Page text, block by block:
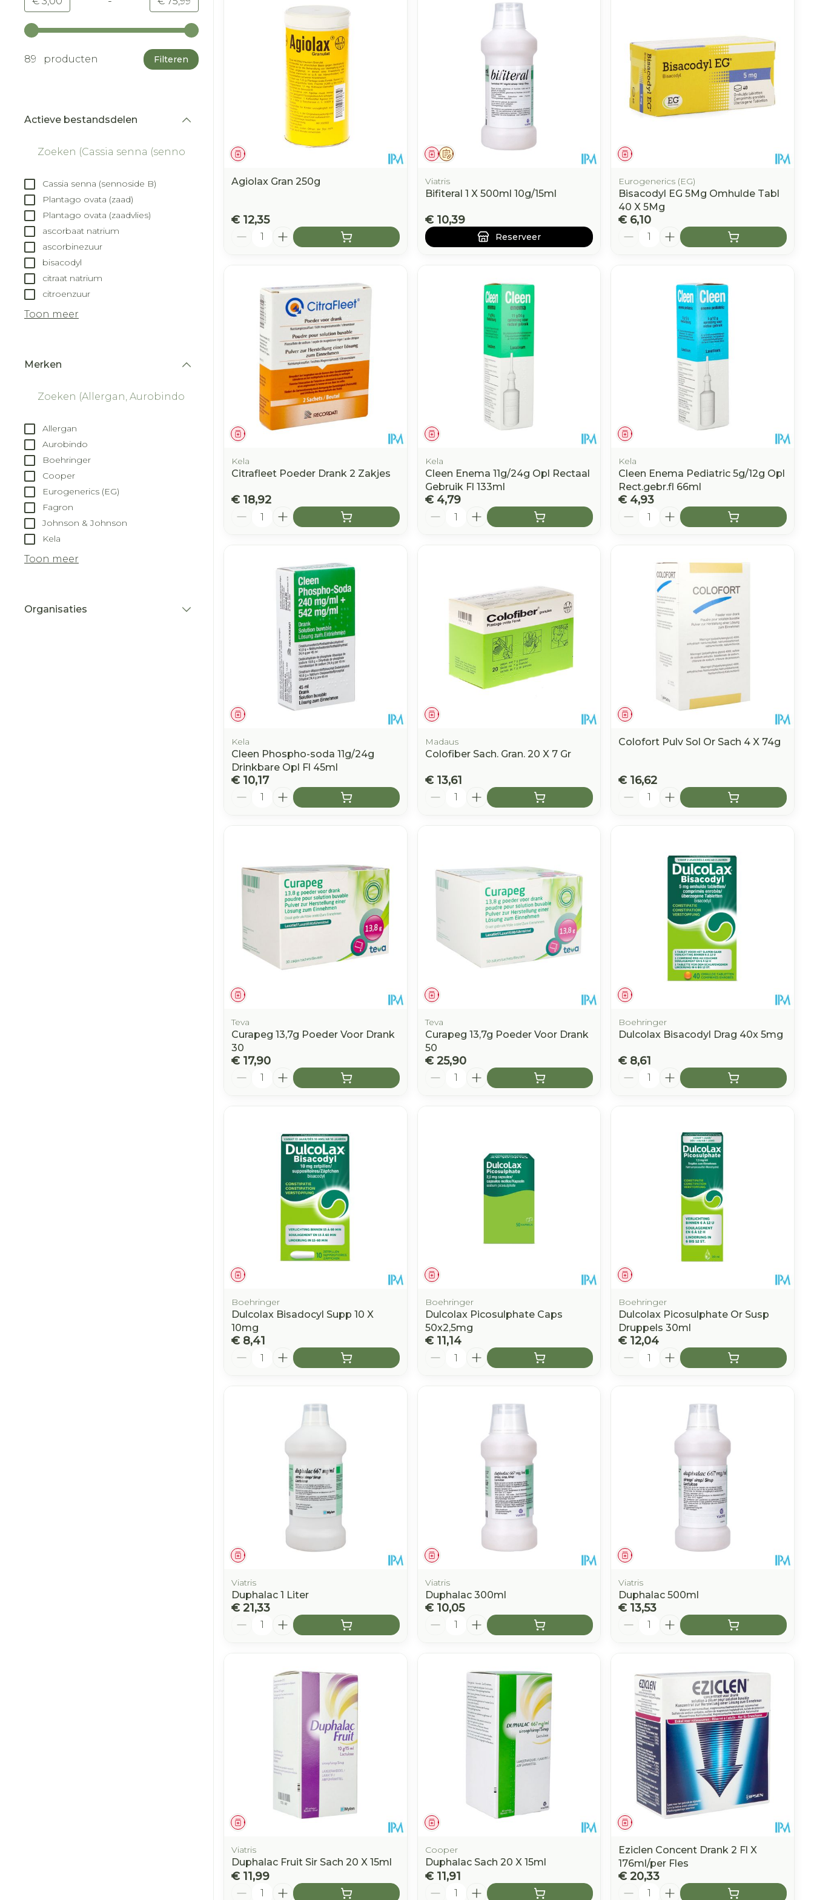
Gebruik de pijltjestoetsen links en rechts om de minimale en maximale prijswaarden aan te passen.
89 producten Filteren
Actieve bestandsdelen
Cassia senna (sennoside B)
Plantago ovata (zaad)
Plantago ovata (zaadvlies)
ascorbaat natrium
ascorbinezuur
bisacodyl
citraat natrium
citroenzuur
Toon meer
Merken
Allergan
Aurobindo
Boehringer
Cooper
Eurogenerics (EG)
Fagron
Johnson & Johnson
Kela
Toon meer
Organisaties
Geneesmiddel
Agiolax Gran 250g
€ 12,35
Aantal
Op voorschrift
Geneesmiddel
Viatris
Bifiteral 1 X 500ml 10g/15ml
€ 10,39
Reserveer
Geneesmiddel
Eurogenerics (EG)
Bisacodyl EG 5Mg Omhulde Tabl
40 X 5Mg
€ 6,10
Aantal
Geneesmiddel
Kela
Citrafleet Poeder Drank 2 Zakjes
€ 18,92
Aantal
Geneesmiddel
Kela
Cleen Enema 11g/24g Opl Rectaal
Gebruik Fl 133ml
€ 4,79
Aantal
Geneesmiddel
Kela
Cleen Enema Pediatric 5g/12g Opl
Rect.gebr.fl 66ml
€ 4,93
Aantal
Geneesmiddel
Kela
Cleen Phospho-soda 11g/24g
Drinkbare Opl Fl 45ml
€ 10,17
Aantal
Geneesmiddel
Madaus
Colofiber Sach. Gran. 20 X 7 Gr
€ 13,61
Aantal
Geneesmiddel
Colofort Pulv Sol Or Sach 4 X 74g
€ 16,62
Aantal
Geneesmiddel
Teva
Curapeg 13,7g Poeder Voor Drank
30
€ 17,90
Aantal
Geneesmiddel
Teva
Curapeg 13,7g Poeder Voor Drank
50
€ 25,90
Aantal
Geneesmiddel
Boehringer
Dulcolax Bisacodyl Drag 40x 5mg
€ 8,61
Aantal
Geneesmiddel
Boehringer
Dulcolax Bisadocyl Supp 10 X
10mg
€ 8,41
Aantal
Geneesmiddel
Boehringer
Dulcolax Picosulphate Caps
50x2,5mg
€ 11,14
Aantal
Geneesmiddel
Boehringer
Dulcolax Picosulphate Or Susp
Druppels 30ml
€ 12,04
Aantal
Geneesmiddel
Viatris
Duphalac 1 Liter
€ 21,33
Aantal
Geneesmiddel
Viatris
Duphalac 300ml
€ 10,05
Aantal
Geneesmiddel
Viatris
Duphalac 500ml
€ 13,53
Aantal
Geneesmiddel
Viatris
Duphalac Fruit Sir Sach 20 X 15ml
€ 11,99
Aantal
Geneesmiddel
Cooper
Duphalac Sach 20 X 15ml
€ 11,91
Aantal
Geneesmiddel
Eziclen Concent Drank 2 Fl X
176ml/per Fles
€ 20,33
Aantal